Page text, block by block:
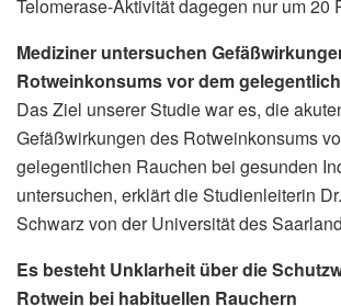
Telomerase-Aktivität dagegen nur um 20
Mediziner untersuchen
Rotweinkonsums vor dem
Das Ziel unserer Studie war es, die
Gefäßwirkungen des Rotweinkonsums
gelegentlichen Rauchen bei gesunden
untersuchen, erklärt die Studienleiterin
Schwarz von der Universität des
Es besteht Unklarheit über die
Rotwein bei habituellen Rauchern